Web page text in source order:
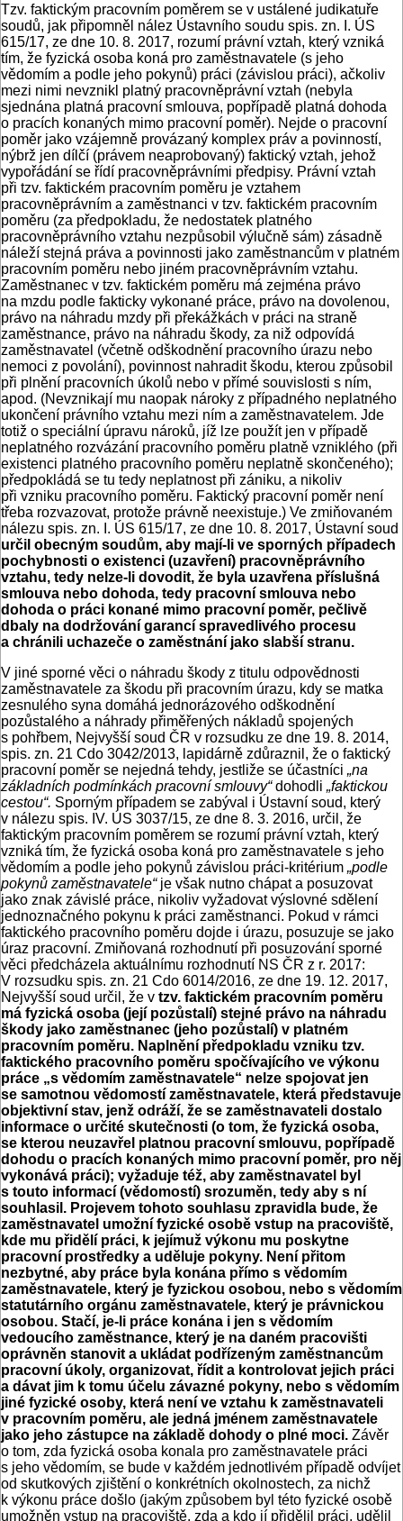
Tzv. faktickým pracovním poměrem se v ustálené judikatuře
soudů, jak připomněl nález Ústavního soudu spis. zn. I. ÚS
615/17, ze dne 10. 8. 2017, rozumí právní vztah, který vzniká
tím, že fyzická osoba koná pro zaměstnavatele (s jeho
vědomím a podle jeho pokynů) práci (závislou práci), ačkoliv
mezi nimi nevznikl platný pracovněprávní vztah (nebyla
sjednána platná pracovní smlouva, popřípadě platná dohoda
o pracích konaných mimo pracovní poměr). Nejde o pracovní
poměr jako vzájemně provázaný komplex práv a povinností,
nýbrž jen dílčí (právem neaprobovaný) faktický vztah, jehož
vypořádání se řídí pracovněprávními předpisy. Právní vztah
při tzv. faktickém pracovním poměru je vztahem
pracovněprávním a zaměstnanci v tzv. faktickém pracovním
poměru (za předpokladu, že nedostatek platného
pracovněprávního vztahu nezpůsobil výlučně sám) zásadně
náleží stejná práva a povinnosti jako zaměstnancům v platném
pracovním poměru nebo jiném pracovněprávním vztahu.
Zaměstnanec v tzv. faktickém poměru má zejména právo
na mzdu podle fakticky vykonané práce, právo na dovolenou,
právo na náhradu mzdy při překážkách v práci na straně
zaměstnance, právo na náhradu škody, za niž odpovídá
zaměstnavatel (včetně odškodnění pracovního úrazu nebo
nemoci z povolání), povinnost nahradit škodu, kterou způsobil
při plnění pracovních úkolů nebo v přímé souvislosti s ním,
apod. (Nevznikají mu naopak nároky z případného neplatného
ukončení právního vztahu mezi ním a zaměstnavatelem. Jde
totiž o speciální úpravu nároků, jíž lze použít jen v případě
neplatného rozvázání pracovního poměru platně vzniklého (při
existenci platného pracovního poměru neplatně skončeného);
předpokládá se tu tedy neplatnost při zániku, a nikoliv
při vzniku pracovního poměru. Faktický pracovní poměr není
třeba rozvazovat, protože právně neexistuje.) Ve zmiňovaném
nálezu spis. zn. I. ÚS 615/17, ze dne 10. 8. 2017, Ústavní soud
určil obecným soudům, aby mají-li ve sporných případech
pochybnosti o existenci (uzavření) pracovněprávního
vztahu, tedy nelze-li dovodit, že byla uzavřena příslušná
smlouva nebo dohoda, tedy pracovní smlouva nebo
dohoda o práci konané mimo pracovní poměr, pečlivě
dbaly na dodržování garancí spravedlivého procesu
a chránili uchazeče o zaměstnání jako slabší stranu.
V jiné sporné věci o náhradu škody z titulu odpovědnosti
zaměstnavatele za škodu při pracovním úrazu, kdy se matka
zesnulého syna domáhá jednorázového odškodnění
pozůstalého a náhrady přiměřených nákladů spojených
s pohřbem, Nejvyšší soud ČR v rozsudku ze dne 19. 8. 2014,
spis. zn. 21 Cdo 3042/2013, lapidárně zdůraznil, že o faktický
pracovní poměr se nejedná tehdy, jestliže se účastníci „na
základních podmínkách pracovní smlouvy“dohodli „faktickou
cestou“. Sporným případem se zabýval i Ústavní soud, který
v nálezu spis. IV. ÚS 3037/15, ze dne 8. 3. 2016, určil, že
faktickým pracovním poměrem se rozumí právní vztah, který
vzniká tím, že fyzická osoba koná pro zaměstnavatele s jeho
vědomím a podle jeho pokynů závislou práci-kritérium „podle
pokynů zaměstnavatele“je však nutno chápat a posuzovat
jako znak závislé práce, nikoliv vyžadovat výslovné sdělení
jednoznačného pokynu k práci zaměstnanci. Pokud v rámci
faktického pracovního poměru dojde i úrazu, posuzuje se jako
úraz pracovní. Zmiňovaná rozhodnutí při posuzování sporné
věci předcházela aktuálnímu rozhodnutí NS ČR z r. 2017:
V rozsudku spis. zn. 21 Cdo 6014/2016, ze dne 19. 12. 2017,
Nejvyšší soud určil, že v tzv. faktickém pracovním poměru
má fyzická osoba (její pozůstalí) stejné právo na náhradu
škody jako zaměstnanec (jeho pozůstalí) v platném
pracovním poměru. Naplnění předpokladu vzniku tzv.
faktického pracovního poměru spočívajícího ve výkonu
práce „s vědomím zaměstnavatele“ nelze spojovat jen
se samotnou vědomostí zaměstnavatele, která představuje
objektivní stav, jenž odráží, že se zaměstnavateli dostalo
informace o určité skutečnosti (o tom, že fyzická osoba,
se kterou neuzavřel platnou pracovní smlouvu, popřípadě
dohodu o pracích konaných mimo pracovní poměr, pro něj
vykonává práci); vyžaduje též, aby zaměstnavatel byl
s touto informací (vědomostí) srozuměn, tedy aby s ní
souhlasil. Projevem tohoto souhlasu zpravidla bude, že
zaměstnavatel umožní fyzické osobě vstup na pracoviště,
kde mu přidělí práci, k jejímuž výkonu mu poskytne
pracovní prostředky a uděluje pokyny. Není přitom
nezbytné, aby práce byla konána přímo s vědomím
zaměstnavatele, který je fyzickou osobou, nebo s vědomím
statutárního orgánu zaměstnavatele, který je právnickou
osobou. Stačí, je-li práce konána i jen s vědomím
vedoucího zaměstnance, který je na daném pracovišti
oprávněn stanovit a ukládat podřízeným zaměstnancům
pracovní úkoly, organizovat, řídit a kontrolovat jejich práci
a dávat jim k tomu účelu závazné pokyny, nebo s vědomím
jiné fyzické osoby, která není ve vztahu k zaměstnavateli
v pracovním poměru, ale jedná jménem zaměstnavatele
jako jeho zástupce na základě dohody o plné moci. Závěr
o tom, zda fyzická osoba konala pro zaměstnavatele práci
s jeho vědomím, se bude v každém jednotlivém případě odvíjet
od skutkových zjištění o konkrétních okolnostech, za nichž
k výkonu práce došlo (jakým způsobem byl této fyzické osobě
umožněn vstup na pracoviště, zda a kdo jí přidělil práci, udělil